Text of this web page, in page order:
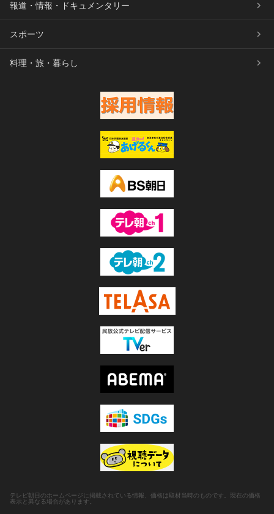
報道・情報・ドキュメンタリー
スポーツ
料理・旅・暮らし
テレビ朝日のホームページに掲載されている情報、価格は取材当時のものです。現在の価格
表示と異なる場合があります。